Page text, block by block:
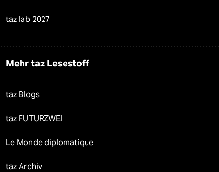
taz lab 2027
Mehr taz Lesestoff
taz Blogs
taz FUTURZWEI
Le Monde diplomatique
taz Archiv